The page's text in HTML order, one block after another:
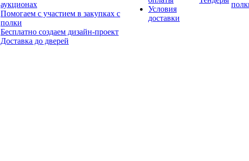
аукционах
Помогаем с участием в закупках с
полки
Бесплатно создаем дизайн-проект
Доставка до дверей
Условия
доставки